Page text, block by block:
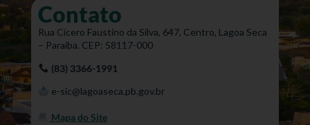
Contato
Rua Cícero Faustino da Silva, 647, Centro, Lagoa Seca
– Paraíba. CEP: 58117-000
(83) 3366-1991
e-sic@lagoaseca.pb.gov.br
Mapa do Site